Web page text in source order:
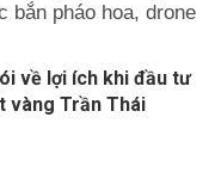
pháo hoa, drone
về lợi ích khi đầu tư
vàng Trần Thái